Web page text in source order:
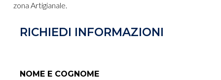
zona Artigianale.
RICHIEDI INFORMAZIONI
NOME E COGNOME